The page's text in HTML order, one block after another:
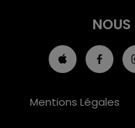
Mentions Légales